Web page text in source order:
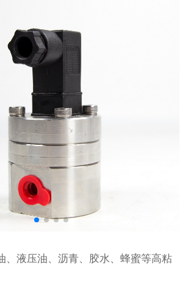
、液压油、沥青、胶水、蜂蜜等高粘